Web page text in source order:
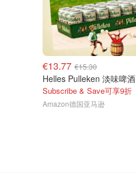
€13.77 €15.30
Helles Pulleken 淡味啤酒
Subscribe & Save可享9折
Amazon德国亚马逊